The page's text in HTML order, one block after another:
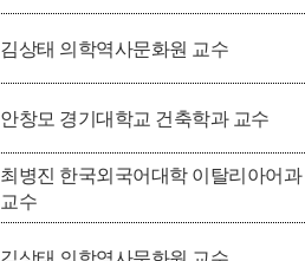
김상태 의학역사문화원 교수
안창모 경기대학교 건축학과 교수
최병진 한국외국어대학 이탈리아어과
교수